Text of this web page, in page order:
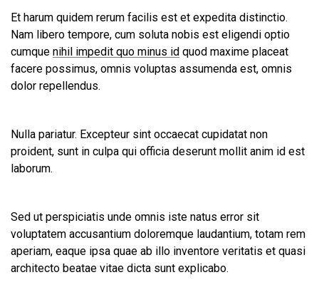
Et harum quidem rerum facilis est et expedita distinctio.
Nam libero tempore, cum soluta nobis est eligendi optio
cumque nihil impedit quo minus id quod maxime placeat
facere possimus, omnis voluptas assumenda est, omnis
dolor repellendus.
Nulla pariatur. Excepteur sint occaecat cupidatat non
proident, sunt in culpa qui officia deserunt mollit anim id est
laborum.
Sed ut perspiciatis unde omnis iste natus error sit
voluptatem accusantium doloremque laudantium, totam rem
aperiam, eaque ipsa quae ab illo inventore veritatis et quasi
architecto beatae vitae dicta sunt explicabo.